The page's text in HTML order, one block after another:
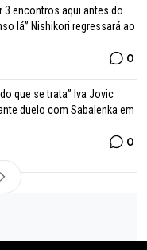
3 encontros aqui antes do
lá” Nishikori regressará ao
0
que se trata” Iva Jovic
duelo com Sabalenka em
0